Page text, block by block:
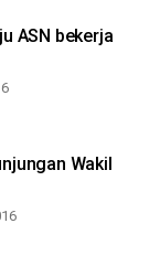
ASN bekerja
Wakil